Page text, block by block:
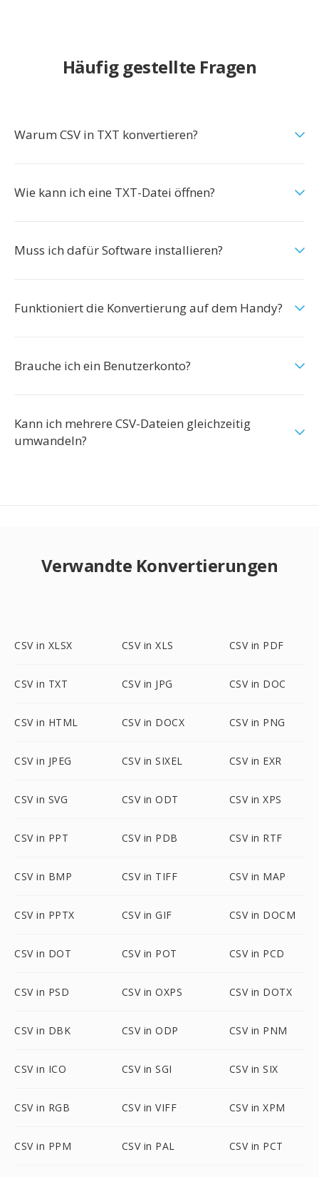
Häufig gestellte Fragen
Warum CSV in TXT konvertieren?
Wie kann ich eine TXT-Datei öffnen?
Muss ich dafür Software installieren?
Funktioniert die Konvertierung auf dem Handy?
Brauche ich ein Benutzerkonto?
Kann ich mehrere CSV-Dateien gleichzeitig
umwandeln?
Verwandte Konvertierungen
CSV in XLSX CSV in XLS CSV in PDF
CSV in TXT CSV in JPG CSV in DOC
CSV in HTML CSV in DOCX CSV in PNG
CSV in JPEG CSV in SIXEL CSV in EXR
CSV in SVG CSV in ODT CSV in XPS
CSV in PPT CSV in PDB CSV in RTF
CSV in BMP CSV in TIFF CSV in MAP
CSV in PPTX CSV in GIF CSV in DOCM
CSV in DOT CSV in POT CSV in PCD
CSV in PSD CSV in OXPS CSV in DOTX
CSV in DBK CSV in ODP CSV in PNM
CSV in ICO CSV in SGI CSV in SIX
CSV in RGB CSV in VIFF CSV in XPM
CSV in PPM CSV in PAL CSV in PCT